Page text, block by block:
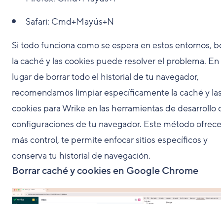
Safari: Cmd+Mayús+N
Si todo funciona como se espera en estos entornos,
la caché y las cookies puede resolver el problema. En
lugar de borrar todo el historial de tu navegador,
recomendamos limpiar específicamente la caché y
cookies para Wrike en las herramientas de desarrollo
configuraciones de tu navegador. Este método ofrece
más control, te permite enfocar sitios específicos y
conserva tu historial de navegación.
Borrar caché y cookies en Google Chrome